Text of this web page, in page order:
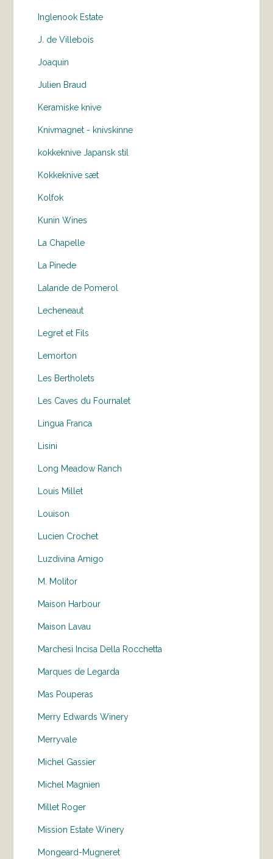
Inglenook Estate
J. de Villebois
Joaquin
Julien Braud
Keramiske knive
Knivmagnet - knivskinne
kokkeknive Japansk stil
Kokkeknive sæt
Kolfok
Kunin Wines
La Chapelle
La Pinede
Lalande de Pomerol
Lecheneaut
Legret et Fils
Lemorton
Les Bertholets
Les Caves du Fournalet
Lingua Franca
Lisini
Long Meadow Ranch
Louis Millet
Louison
Lucien Crochet
Luzdivina Amigo
M. Molitor
Maison Harbour
Maison Lavau
Marchesi Incisa Della Rocchetta
Marques de Legarda
Mas Pouperas
Merry Edwards Winery
Merryvale
Michel Gassier
Michel Magnien
Millet Roger
Mission Estate Winery
Mongeard-Mugneret